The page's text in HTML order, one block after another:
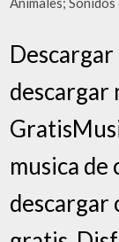
Descargar
descargar
musica de
descargar